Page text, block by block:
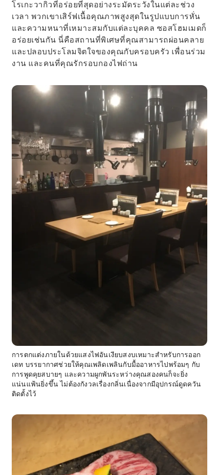
โรเกะวากิวที่อร่อยที่สุดอย่างระมัดระวังในแต่ละช่วง
เวลา พวกเขาเสิร์ฟเนื้อคุณภาพสูงสุดในรูปแบบการหั่น
และความหนาที่เหมาะสมกับแต่ละบุคคล ซอสโฮมเมดก็
อร่อยเช่นกัน นี่คือสถานที่พิเศษที่คุณสามารถผ่อนคลาย
และปลอบประโลมจิตใจของคุณกับครอบครัว เพื่อนร่วม
งาน และคนที่คุณรักรอบกองไฟถ่าน
การตกแต่งภายในด้วยแสงไฟอันเงียบสงบเหมาะสำหรับการออก
เดท บรรยากาศช่วยให้คุณเพลิดเพลินกับมื้ออาหารไปพร้อมๆ กับ
การพูดคุยสบายๆ และความผูกพันระหว่างคุณสองคนก็จะยิ่ง
แน่นแฟ้นยิ่งขึ้น ไม่ต้องกังวลเรื่องกลิ่นเนื่องจากมีอุปกรณ์ดูดควัน
ติดตั้งไว้